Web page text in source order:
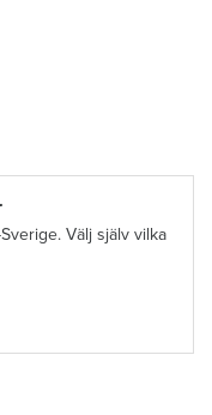
Välj själv vilka